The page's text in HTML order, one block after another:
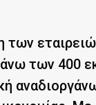
των
των 400